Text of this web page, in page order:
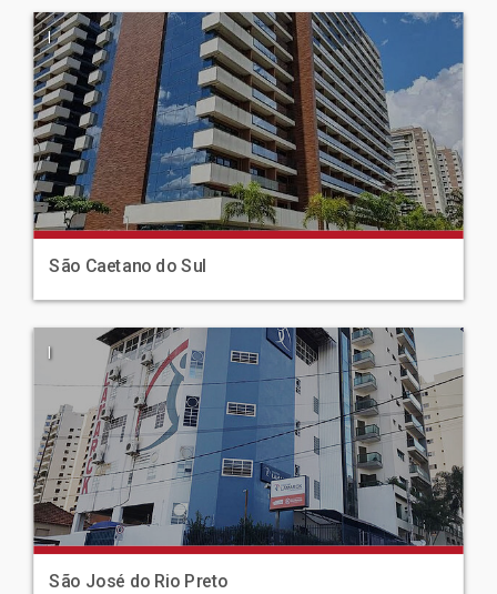
|
São Caetano do Sul
|
São José do Rio Preto